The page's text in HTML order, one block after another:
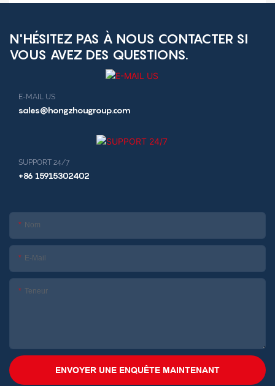
N'HÉSITEZ PAS À NOUS CONTACTER SI
VOUS AVEZ DES QUESTIONS.
E-MAIL US
sales@hongzhougroup.com
SUPPORT 24/7
+86 15915302402
Nom
E-Mail
Teneur
ENVOYER UNE ENQUÊTE MAINTENANT